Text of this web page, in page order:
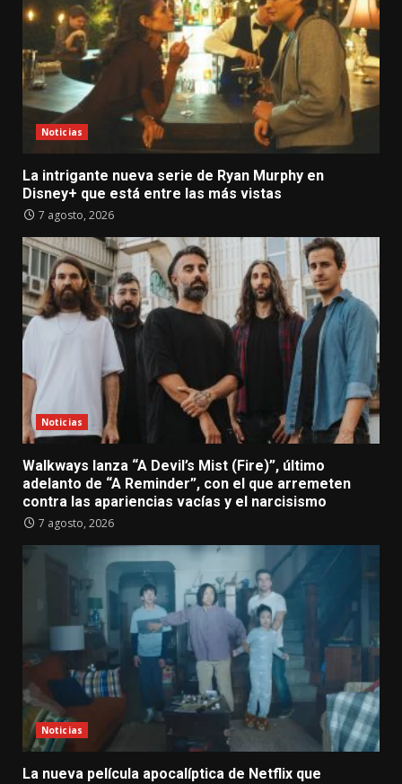
Noticias
La intrigante nueva serie de Ryan Murphy en
Disney+ que está entre las más vistas
7 agosto, 2026
Noticias
Walkways lanza “A Devil’s Mist (Fire)”, último
adelanto de “A Reminder”, con el que arremeten
contra las apariencias vacías y el narcisismo
7 agosto, 2026
Noticias
La nueva película apocalíptica de Netflix que